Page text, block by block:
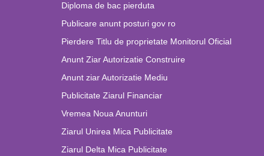
Diploma de bac pierduta
Publicare anunt posturi gov ro
Pierdere Titlu de proprietate Monitorul Oficial
Anunt Ziar Autorizatie Construire
Anunt ziar Autorizatie Mediu
Publicitate Ziarul Financiar
Vremea Noua Anunturi
Ziarul Unirea Mica Publicitate
Ziarul Delta Mica Publicitate